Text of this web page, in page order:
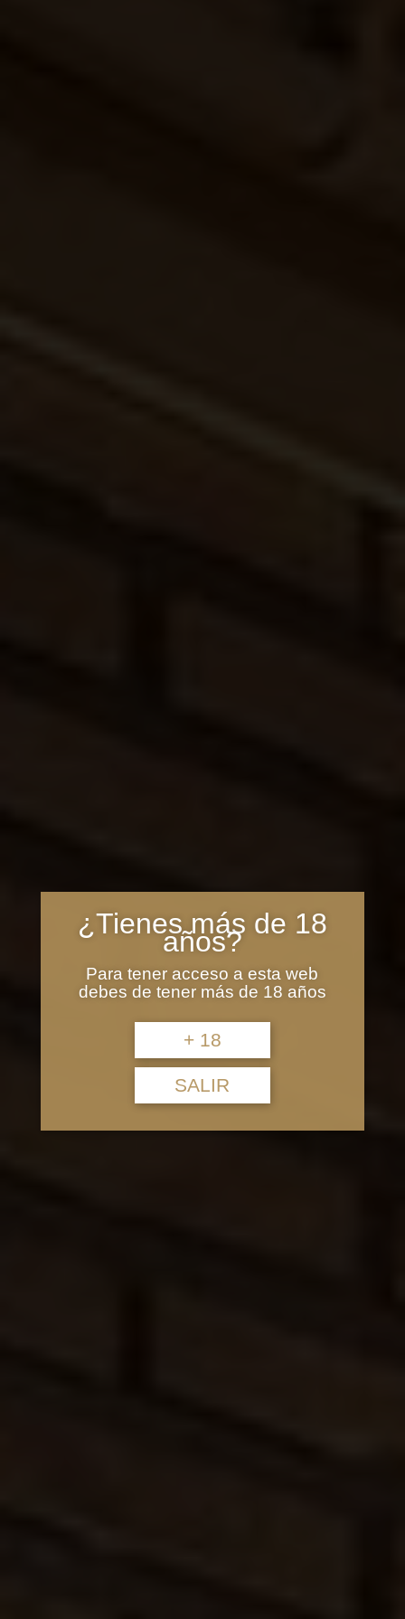
¿Tienes más de 18
años?
Para tener acceso a esta web
debes de tener más de 18 años
+ 18
SALIR